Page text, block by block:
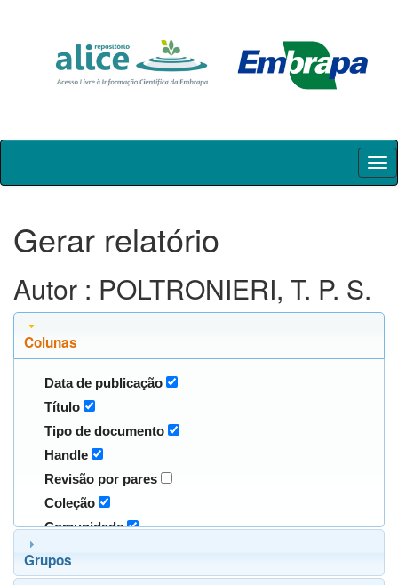
Skip
Gerar relatório
Autor : POLTRONIERI, T. P. S.
Colunas
Data de publicação
Título
Tipo de documento
Handle
Revisão por pares
Coleção
Comunidade
Grupos